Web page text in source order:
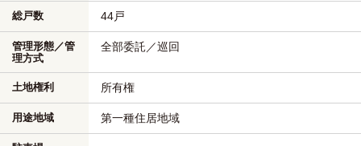
総戸数 44戸
管理形態／管
理方式
全部委託／巡回
土地権利 所有権
用途地域 第一種住居地域